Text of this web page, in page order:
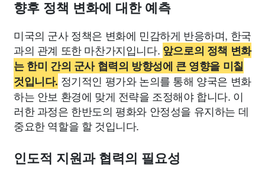
향후 정책 변화에 대한 예측
미국의 군사 정책은 변화에 민감하게 반응하며, 한국
과의 관계 또한 마찬가지입니다. 앞으로의 정책 변화
는 한미 간의 군사 협력의 방향성에 큰 영향을 미칠
것입니다. 정기적인 평가와 논의를 통해 양국은 변화
하는 안보 환경에 맞게 전략을 조정해야 합니다. 이
러한 과정은 한반도의 평화와 안정성을 유지하는 데
중요한 역할을 할 것입니다.
인도적 지원과 협력의 필요성